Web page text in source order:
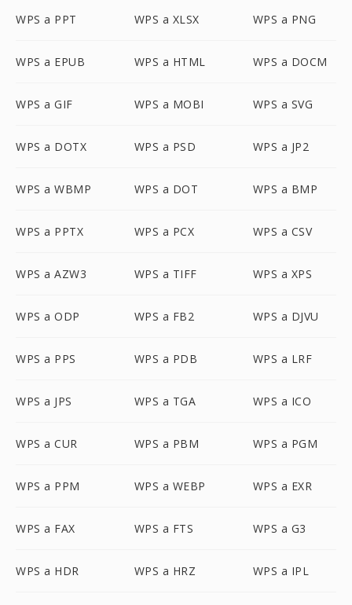
WPS a PPT WPS a XLSX WPS a PNG
WPS a EPUB WPS a HTML WPS a DOCM
WPS a GIF WPS a MOBI WPS a SVG
WPS a DOTX WPS a PSD WPS a JP2
WPS a WBMP WPS a DOT WPS a BMP
WPS a PPTX WPS a PCX WPS a CSV
WPS a AZW3 WPS a TIFF WPS a XPS
WPS a ODP WPS a FB2 WPS a DJVU
WPS a PPS WPS a PDB WPS a LRF
WPS a JPS WPS a TGA WPS a ICO
WPS a CUR WPS a PBM WPS a PGM
WPS a PPM WPS a WEBP WPS a EXR
WPS a FAX WPS a FTS WPS a G3
WPS a HDR WPS a HRZ WPS a IPL